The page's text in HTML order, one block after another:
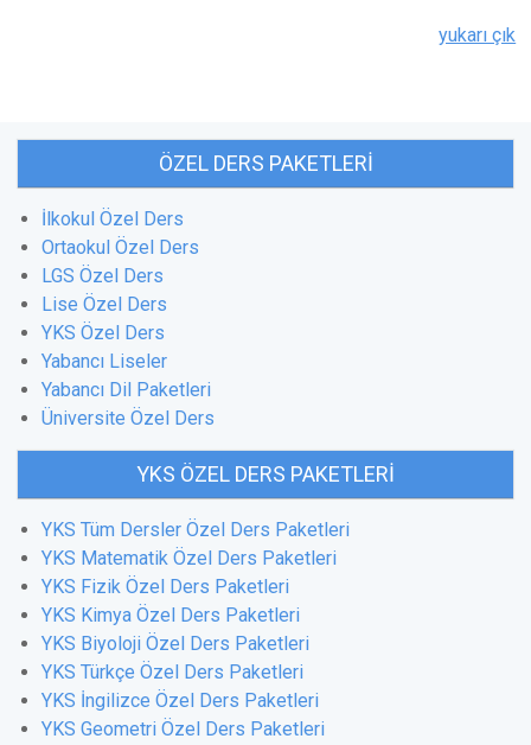
yukarı çık
ÖZEL DERS PAKETLERI
İlkokul Özel Ders
Ortaokul Özel Ders
LGS Özel Ders
Lise Özel Ders
YKS Özel Ders
Yabancı Liseler
Yabancı Dil Paketleri
Üniversite Özel Ders
YKS ÖZEL DERS PAKETLERI
YKS Tüm Dersler Özel Ders Paketleri
YKS Matematik Özel Ders Paketleri
YKS Fizik Özel Ders Paketleri
YKS Kimya Özel Ders Paketleri
YKS Biyoloji Özel Ders Paketleri
YKS Türkçe Özel Ders Paketleri
YKS İngilizce Özel Ders Paketleri
YKS Geometri Özel Ders Paketleri